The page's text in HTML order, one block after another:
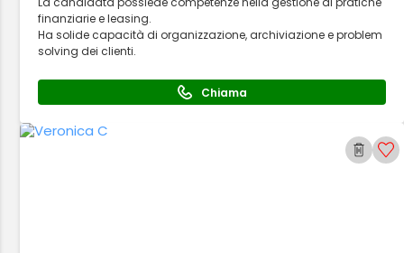
finanziarie e leasing.
Ha solide capacità di organizzazione, archiviazione e problem
solving dei clienti.
Chiama